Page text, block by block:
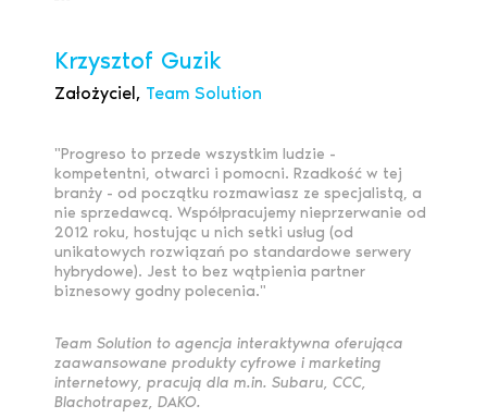
Krzysztof Guzik
Założyciel, Team Solution
"Progreso to przede wszystkim ludzie -
kompetentni, otwarci i pomocni. Rzadkość w tej
branży - od początku rozmawiasz ze specjalistą, a
nie sprzedawcą. Współpracujemy nieprzerwanie od
2012 roku, hostując u nich setki usług (od
unikatowych rozwiązań po standardowe serwery
hybrydowe). Jest to bez wątpienia partner
biznesowy godny polecenia."
Team Solution to agencja interaktywna oferująca
zaawansowane produkty cyfrowe i marketing
internetowy, pracują dla m.in. Subaru, CCC,
Blachotrapez, DAKO.